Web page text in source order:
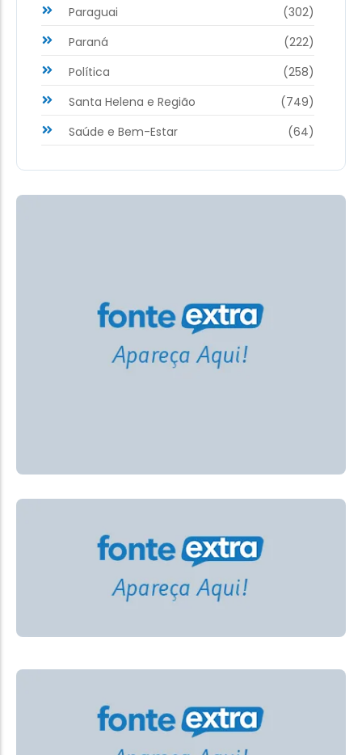
Paraguai
(302)
Paraná
(222)
Política
(258)
Santa Helena e Região
(749)
Saúde e Bem-Estar
(64)